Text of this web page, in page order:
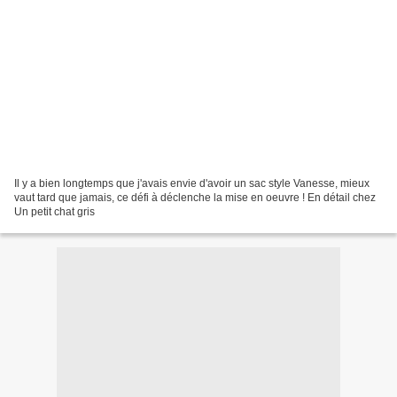
Il y a bien longtemps que j'avais envie d'avoir un sac style Vanesse, mieux
vaut tard que jamais, ce défi à déclenche la mise en oeuvre ! En détail chez
Un petit chat gris